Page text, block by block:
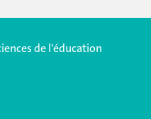
de l'éducation